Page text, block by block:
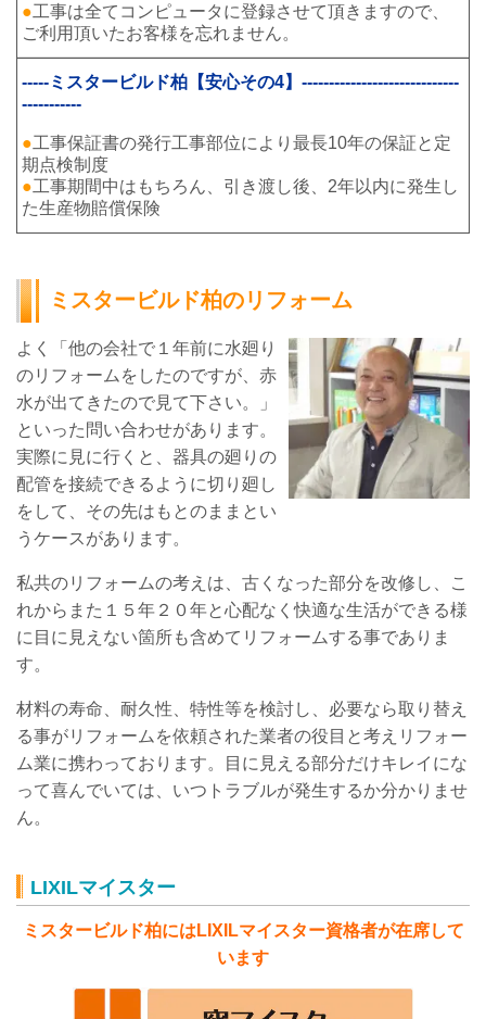
●工事は全てコンピュータに登録させて頂きますので、
ご利用頂いたお客様を忘れません。
-----ミスタービルド柏【安心その4】-----------------------------
-----------
●工事保証書の発行工事部位により最長10年の保証と定
期点検制度
●工事期間中はもちろん、引き渡し後、2年以内に発生し
た生産物賠償保険
ミスタービルド柏のリフォーム
よく「他の会社で１年前に水廻り
のリフォームをしたのですが、赤
水が出てきたので見て下さい。」
といった問い合わせがあります。
実際に見に行くと、器具の廻りの
配管を接続できるように切り廻し
をして、その先はもとのままとい
うケースがあります。
私共のリフォームの考えは、古くなった部分を改修し、こ
れからまた１５年２０年と心配なく快適な生活ができる様
に目に見えない箇所も含めてリフォームする事でありま
す。
材料の寿命、耐久性、特性等を検討し、必要なら取り替え
る事がリフォームを依頼された業者の役目と考えリフォー
ム業に携わっております。目に見える部分だけキレイにな
って喜んでいては、いつトラブルが発生するか分かりませ
ん。
LIXILマイスター
ミスタービルド柏にはLIXILマイスター資格者が在席して
います